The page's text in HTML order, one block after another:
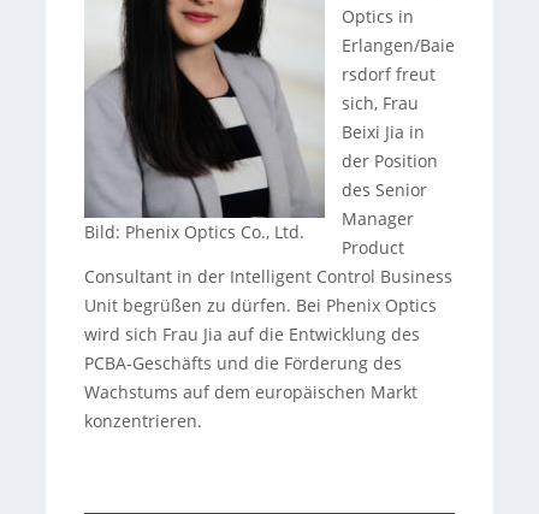
Bild: Phenix Optics Co., Ltd.
Optics in
Erlangen/Baie
rsdorf freut
sich, Frau
Beixi Jia in
der Position
des Senior
Manager
Product
Consultant in der Intelligent Control Business
Unit begrüßen zu dürfen. Bei Phenix Optics
wird sich Frau Jia auf die Entwicklung des
PCBA-Geschäfts und die Förderung des
Wachstums auf dem europäischen Markt
konzentrieren.